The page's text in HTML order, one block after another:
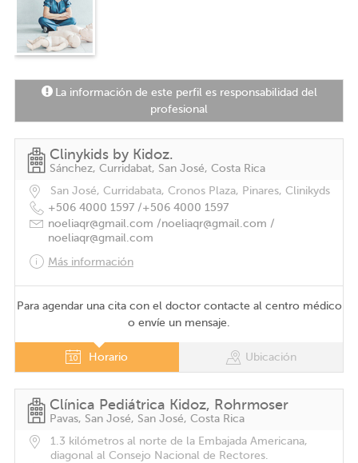
La información de este perfil es responsabilidad del
profesional
Clinykids by Kidoz.
Sánchez, Curridabat, San José, Costa Rica
San José, Curridabata, Cronos Plaza, Pinares, Clinikyds
+506 4000 1597 /+506 4000 1597
noeliaqr@gmail.com /noeliaqr@gmail.com /
noeliaqr@gmail.com
Más información
Para agendar una cita con el doctor contacte al centro médico
o envíe un mensaje.
Horario Ubicación
Clínica Pediátrica Kidoz, Rohrmoser
Pavas, San José, San José, Costa Rica
1.3 kilómetros al norte de la Embajada Americana,
diagonal al Consejo Nacional de Rectores.